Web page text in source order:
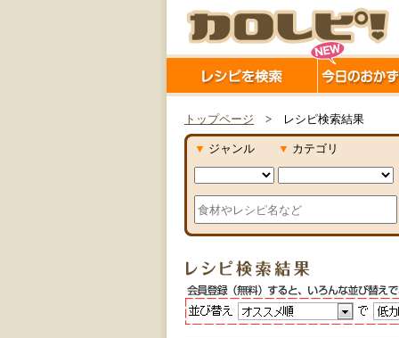
トップページ > レシピ検索結果
▼ ジャンル ▼ カテゴリ